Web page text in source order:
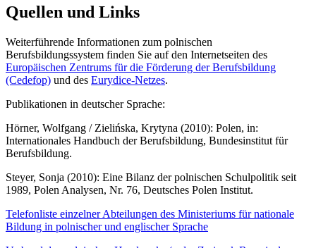
Quellen und Links
Weiterführende Informationen zum polnischen
Berufsbildungssystem finden Sie auf den Internetseiten des
Europäischen Zentrums für die Förderung der Berufsbildung
(Cedefop) und des Eurydice-Netzes.
Publikationen in deutscher Sprache:
Hörner, Wolfgang / Zielińska, Krytyna (2010): Polen, in:
Internationales Handbuch der Berufsbildung, Bundesinstitut für
Berufsbildung.
Steyer, Sonja (2010): Eine Bilanz der polnischen Schulpolitik seit
1989, Polen Analysen, Nr. 76, Deutsches Polen Institut.
Telefonliste einzelner Abteilungen des Ministeriums für nationale
Bildung in polnischer und englischer Sprache